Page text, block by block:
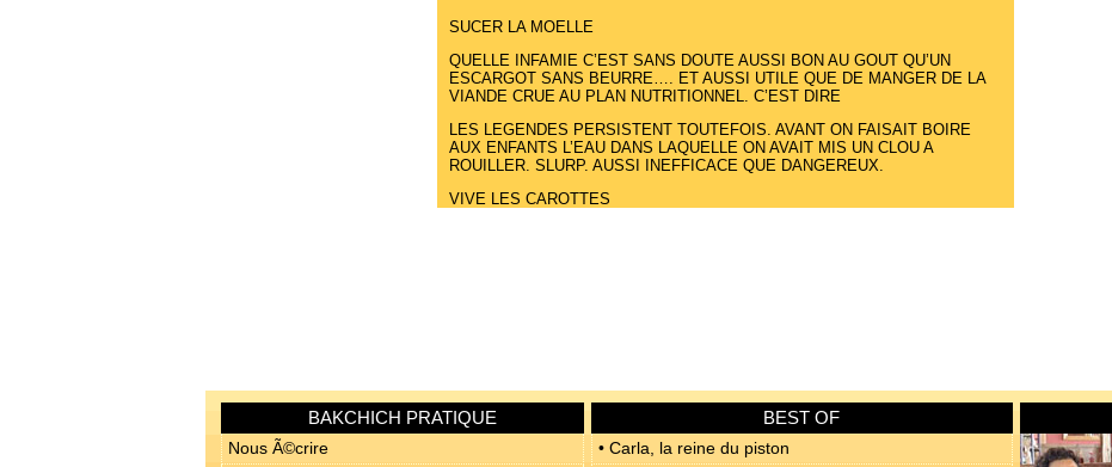
SUCER LA MOELLE
QUELLE INFAMIE C’EST SANS DOUTE AUSSI BON AU GOUT QU’UN
ESCARGOT SANS BEURRE…. ET AUSSI UTILE QUE DE MANGER DE LA
VIANDE CRUE AU PLAN NUTRITIONNEL. C’EST DIRE
LES LEGENDES PERSISTENT TOUTEFOIS. AVANT ON FAISAIT BOIRE
AUX ENFANTS L’EAU DANS LAQUELLE ON AVAIT MIS UN CLOU A
ROUILLER. SLURP. AUSSI INEFFICACE QUE DANGEREUX.
VIVE LES CAROTTES
BAKCHICH PRATIQUE
Nous Ã©crire
BEST OF
• Carla, la reine du piston